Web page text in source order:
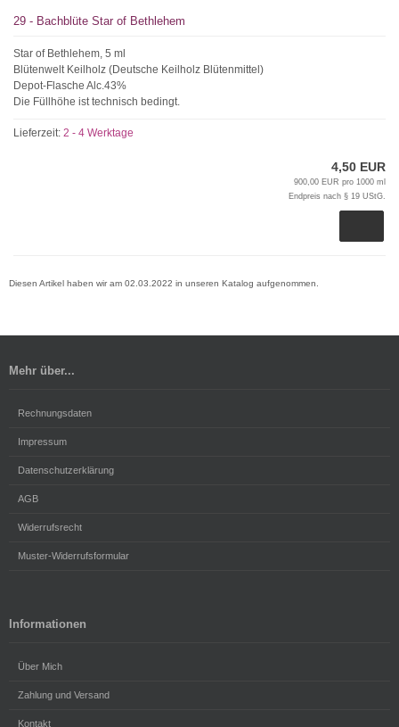
29 - Bachblüte Star of Bethlehem
Star of Bethlehem, 5 ml
Blütenwelt Keilholz (Deutsche Keilholz Blütenmittel)
Depot-Flasche Alc.43%
Die Füllhöhe ist technisch bedingt.
Lieferzeit: 2 - 4 Werktage
4,50 EUR
900,00 EUR pro 1000 ml
Endpreis nach § 19 UStG.
Diesen Artikel haben wir am 02.03.2022 in unseren Katalog aufgenommen.
Mehr über...
Rechnungsdaten
Impressum
Datenschutzerklärung
AGB
Widerrufsrecht
Muster-Widerrufsformular
Informationen
Über Mich
Zahlung und Versand
Kontakt